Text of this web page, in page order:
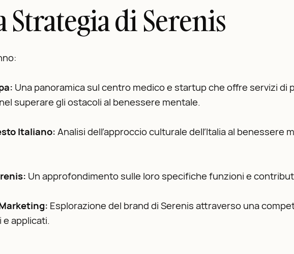
Strategia di Serenis
Una panoramica sul centro medico e startup che offre servizi
superare gli ostacoli al benessere mentale.
Italiano:Analisi dell’approccio culturale dell’Italia al benessere
Un approfondimento sulle loro specifiche funzioni e contributi
Esplorazione del brand di Serenis attraverso una
applicati.